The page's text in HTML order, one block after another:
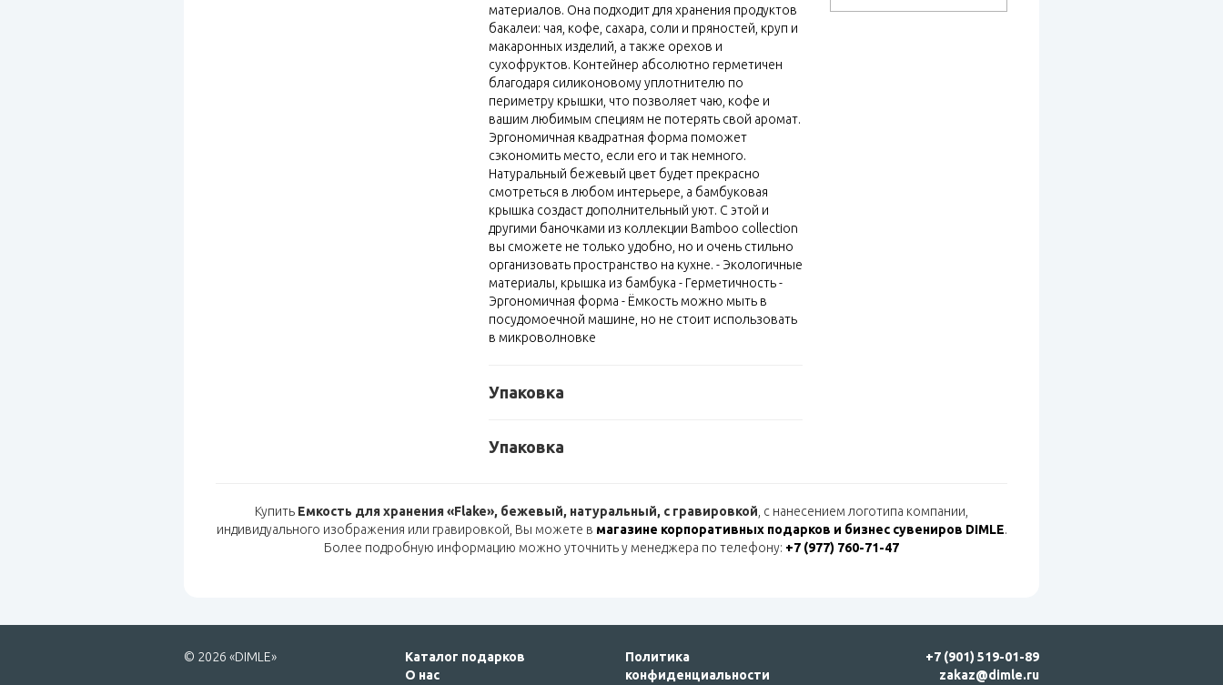
материалов. Она подходит для хранения продуктов
бакалеи: чая, кофе, сахара, соли и пряностей, круп и
макаронных изделий, а также орехов и
сухофруктов. Контейнер абсолютно герметичен
благодаря силиконовому уплотнителю по
периметру крышки, что позволяет чаю, кофе и
вашим любимым специям не потерять свой аромат.
Эргономичная квадратная форма поможет
сэкономить место, если его и так немного.
Натуральный бежевый цвет будет прекрасно
смотреться в любом интерьере, а бамбуковая
крышка создаст дополнительный уют. С этой и
другими баночками из коллекции Bamboo collection
вы сможете не только удобно, но и очень стильно
организовать пространство на кухне. - Экологичные
материалы, крышка из бамбука - Герметичность -
Эргономичная форма - Ёмкость можно мыть в
посудомоечной машине, но не стоит использовать
в микроволновке
Упаковка
Упаковка
Купить Eмкость для хранения «Flake», бежевый, натуральный, с гравировкой , с нанесением логотипа компании,
индивидуального изображения или гравировкой, Вы можете в магазине корпоративных подарков и бизнес сувениров DIMLE.
Более подробную информацию можно уточнить у менеджера по телефону: +7 (977) 760-71-47
© 2026 «DIMLE»
Каталог подарков
О нас
Политика
конфиденциальности
+7 (901) 519-01-89
zakaz@dimle.ru